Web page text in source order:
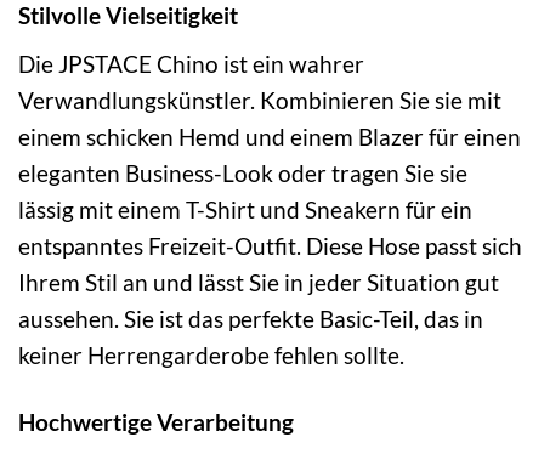
Stilvolle Vielseitigkeit
Die JPSTACE Chino ist ein wahrer
Verwandlungskünstler. Kombinieren Sie sie mit
einem schicken Hemd und einem Blazer für einen
eleganten Business-Look oder tragen Sie sie
lässig mit einem T-Shirt und Sneakern für ein
entspanntes Freizeit-Outfit. Diese Hose passt sich
Ihrem Stil an und lässt Sie in jeder Situation gut
aussehen. Sie ist das perfekte Basic-Teil, das in
keiner Herrengarderobe fehlen sollte.
Hochwertige Verarbeitung